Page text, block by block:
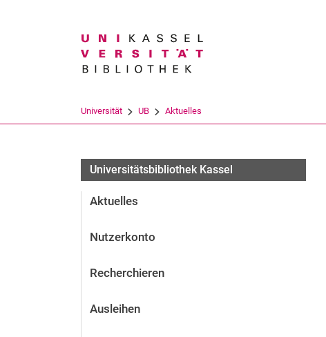
Universität UB Aktuelles
Universitätsbibliothek Kassel
Aktuelles
Nutzerkonto
Recherchieren
Ausleihen